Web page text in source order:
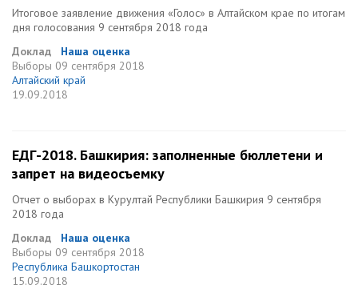
Итоговое заявление движения «Голос» в Алтайском крае по итогам
дня голосования 9 сентября 2018 года
Доклад
Наша оценка
Выборы 09 сентября 2018
Алтайский край
19.09.2018
ЕДГ-2018. Башкирия: заполненные бюллетени и
запрет на видеосъемку
Отчет о выборах в Курултай Республики Башкирия 9 сентября
2018 года
Доклад
Наша оценка
Выборы 09 сентября 2018
Республика Башкортостан
15.09.2018